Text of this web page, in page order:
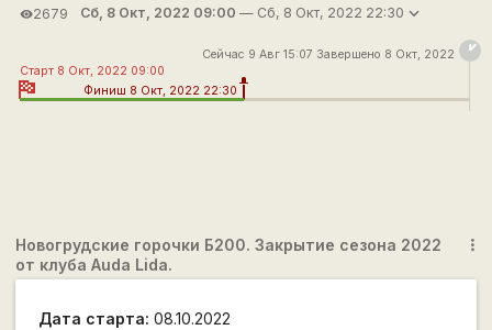
visibility2679 Сб, 8 Окт, 2022 09:00 — Сб, 8 Окт, 2022 22:30
Сейчас 9 Авг 15:07 Завершено 8 Окт, 2022
Старт 8 Окт, 2022 09:00
Финиш 8 Окт, 2022 22:30
Новогрудские горочки Б200. Закрытие сезона 2022
от клуба Auda Lida.
more_vert
Дата старта: 08.10.2022